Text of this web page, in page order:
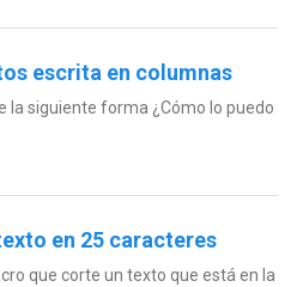
escrita en columnas
la siguiente forma ¿Cómo lo puedo
en 25 caracteres
que corte un texto que está en la